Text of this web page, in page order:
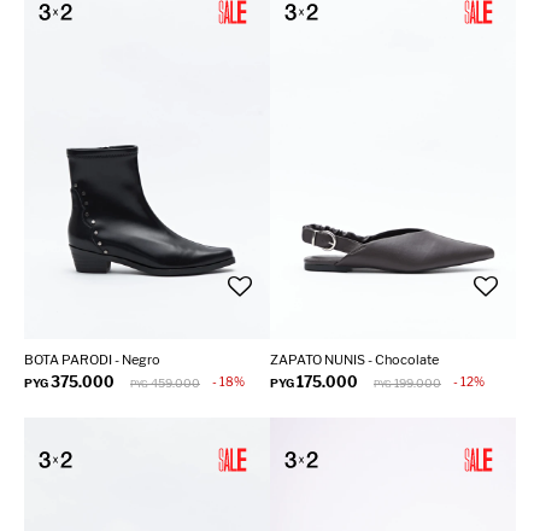
BOTA PARODI - Negro
PYG375.000 PYG 459.000 18
ZAPATO NUNIS - Chocolate
PYG175.000 PYG 199.000 12